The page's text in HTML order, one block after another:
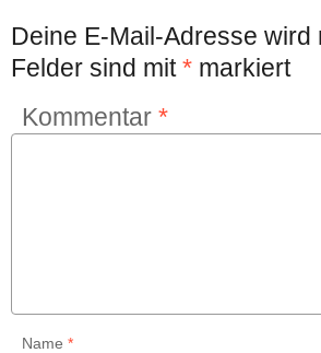
Deine E-Mail-Adresse wird
Felder sind mit* markiert
Kommentar *
Name *